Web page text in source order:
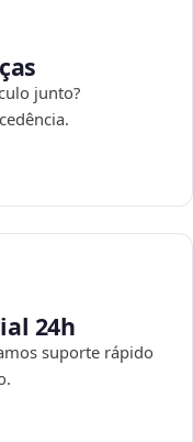
junto?
24h
suporte rápido